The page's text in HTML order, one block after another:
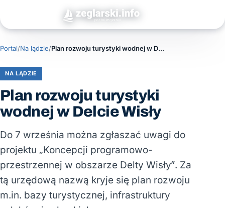
Portal/Na lądzie/ Plan rozwoju turystyki wodnej w Delcie Wisły
NA LĄDZIE
Plan rozwoju turystyki
wodnej w Delcie Wisły
Do 7 września można zgłaszać uwagi do
projektu „Koncepcji programowo-
przestrzennej w obszarze Delty Wisły”. Za
tą urzędową nazwą kryje się plan rozwoju
m.in. bazy turystycznej, infrastruktury